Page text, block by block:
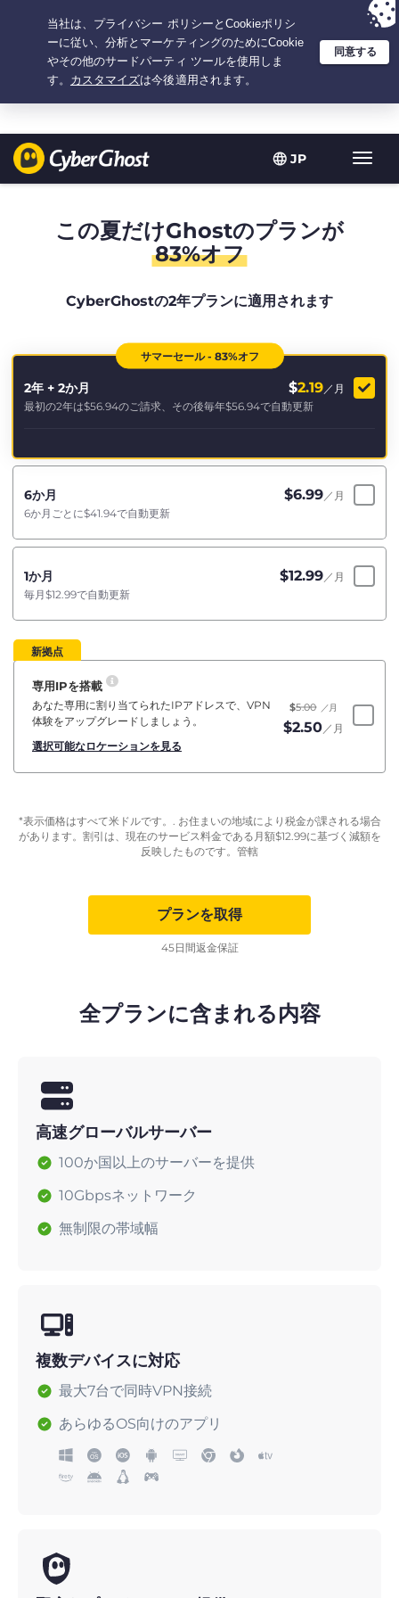
JP
ト
グ
選択プラン：2.1666666666667年間 $ 2.19 /月の 大特価
この夏だけGhostのプランが
83%オフ
CyberGhostの2年プランに適用されます
サマーセール - 83%オフ
2年 + 2か月 $2.19 ／月
最初の2年は$56.94のご請求、その後毎年$56.94で自動更新
6か月 $6.99 ／月
6か月ごとに$41.94で自動更新
1か月 $12.99 ／月
毎月$12.99で自動更新
新拠点
専用IPを搭載
あなた専用に割り当てられたIPアドレスで、VPN
体験をアップグレードしましょう。
選択可能なロケーションを見る
$5.00 ／月
$2.50 ／月
*表示価格はすべて米ドルです。. お住まいの地域により税金が課される場合
があります。割引は、現在のサービス料金である月額$12.99に基づく減額を
反映したものです。管轄
プランを取得
45日間返金保証
全プランに含まれる内容
高速グローバルサーバー
100か国以上のサーバーを提供
10Gbpsネットワーク
無制限の帯域幅
複数デバイスに対応
最大7台で同時VPN接続
あらゆるOS向けのアプリ